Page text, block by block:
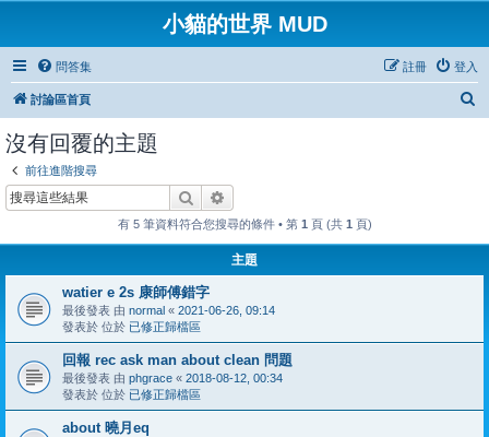
小貓的世界 MUD
問答集 登入
註冊
討論區首頁
沒有回覆的主題
前往進階搜尋
搜尋
有 5 筆資料符合您搜尋的條件 • 第 1 頁 (共 1 頁)
主題
watier e 2s 康師傅錯字
最後發表 由 normal « 2021-06-26, 09:14
發表於 位於 已修正歸檔區
回報 rec ask man about clean 問題
最後發表 由 phgrace « 2018-08-12, 00:34
發表於 位於 已修正歸檔區
about 曉月eq